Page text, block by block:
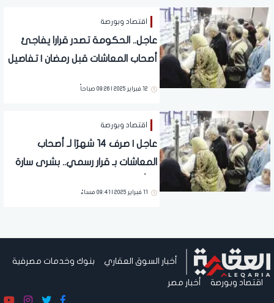
اقتصاد وبورصة
عاجل.. الحكومة تصدر قرارا يفاجئ
أصحاب المعاشات قبل رمضان | تفاصيل
12 فبراير 2025 | 09:26 صباحاً
اقتصاد وبورصة
عاجل | صرف 14 شهرًا لـ أصحاب
المعاشات بـ قرار رسمي.. بشرى سارة
11 فبراير 2025 | 09:41 مساءً
أخبار السوق العقاري بنوك وخدمات مصرفية
اقتصاد وبورصة أخبار مصر